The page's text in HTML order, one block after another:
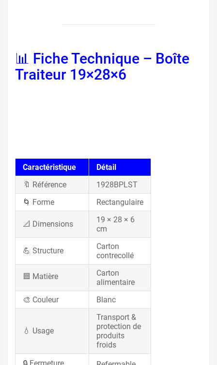
📊 Fiche Technique – Boîte
Traiteur 19×28×6
Caractéristique
Détail
🔖 Référence
1928BPLST
🌀 Forme
Rectangulaire
📐 Dimensions
19 × 28 × 6
cm
💪 Structure
Carton
contrecollé
🟦 Matière
Carton
alimentaire
🎨 Couleur
Blanc
💧 Usage
Transport &
protection de
produits
froids